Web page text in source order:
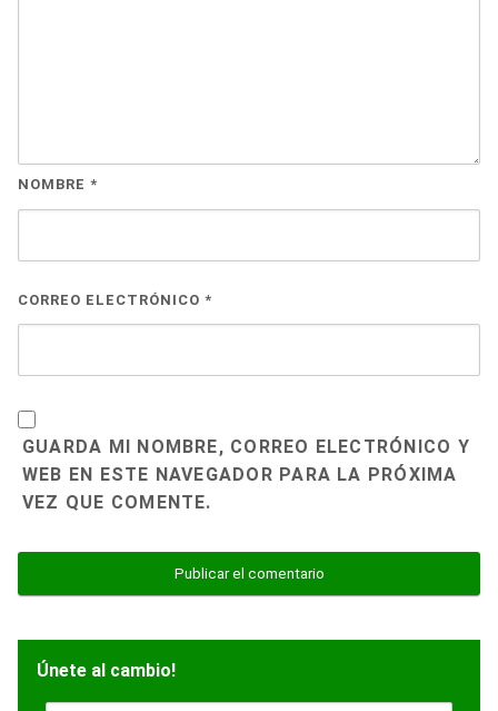
NOMBRE *
CORREO ELECTRÓNICO *
GUARDA MI NOMBRE, CORREO ELECTRÓNICO Y
WEB EN ESTE NAVEGADOR PARA LA PRÓXIMA
VEZ QUE COMENTE.
Únete al cambio!